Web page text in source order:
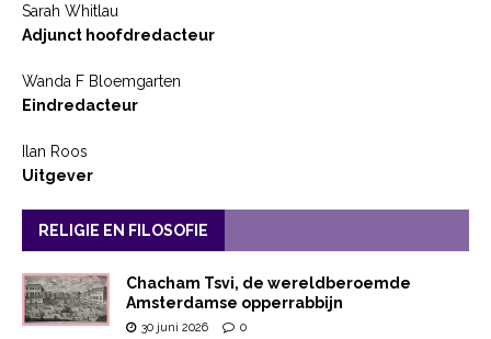
Sarah Whitlau
Adjunct hoofdredacteur
Wanda F Bloemgarten
Eindredacteur
Ilan Roos
Uitgever
RELIGIE EN FILOSOFIE
Chacham Tsvi, de wereldberoemde
Amsterdamse opperrabbijn
30 juni 2026 0